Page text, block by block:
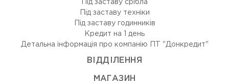
Під заставу срібла
Під заставу техніки
Під заставу годинників
Кредит на 1 день
Детальна інформація про компанію ПТ "Донкредит"
ВIДДIЛЕННЯ
МАГАЗИН